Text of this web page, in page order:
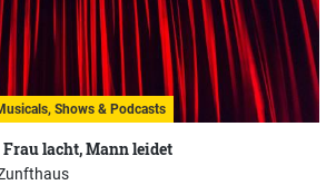
Shows & Podcasts
lacht, Mann leidet